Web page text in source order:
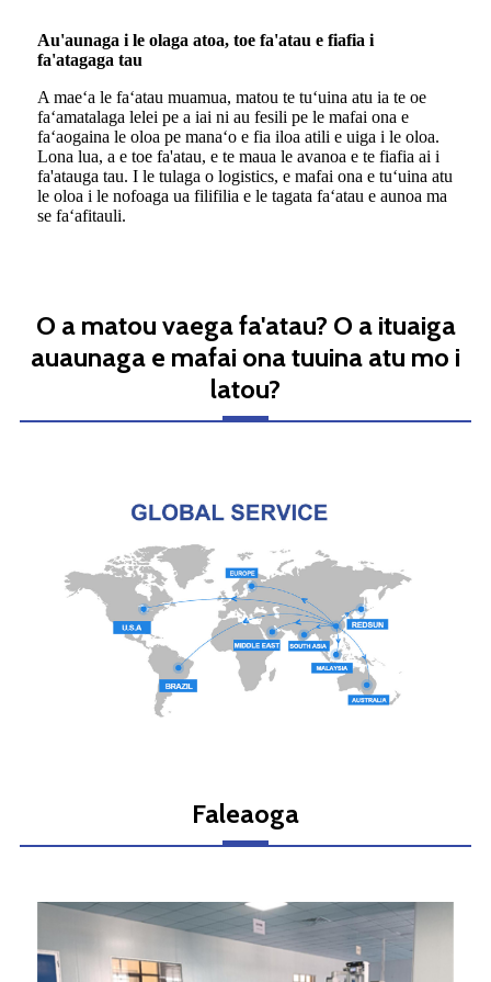
Au'aunaga i le olaga atoa, toe fa'atau e fiafia i
fa'atagaga tau
A maeʻa le faʻatau muamua, matou te tuʻuina atu ia te oe
faʻamatalaga lelei pe a iai ni au fesili pe le mafai ona e
faʻaogaina le oloa pe manaʻo e fia iloa atili e uiga i le oloa.
Lona lua, a e toe fa'atau, e te maua le avanoa e te fiafia ai i
fa'atauga tau. I le tulaga o logistics, e mafai ona e tuʻuina atu
le oloa i le nofoaga ua filifilia e le tagata faʻatau e aunoa ma
se faʻafitauli.
O a matou vaega fa'atau? O a ituaiga
auaunaga e mafai ona tuuina atu mo i
latou?
Faleaoga